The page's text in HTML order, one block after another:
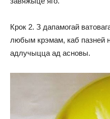
Крок 2. З дапамогай
любым крэмам, каб пазней
адлучыцца ад асновы.